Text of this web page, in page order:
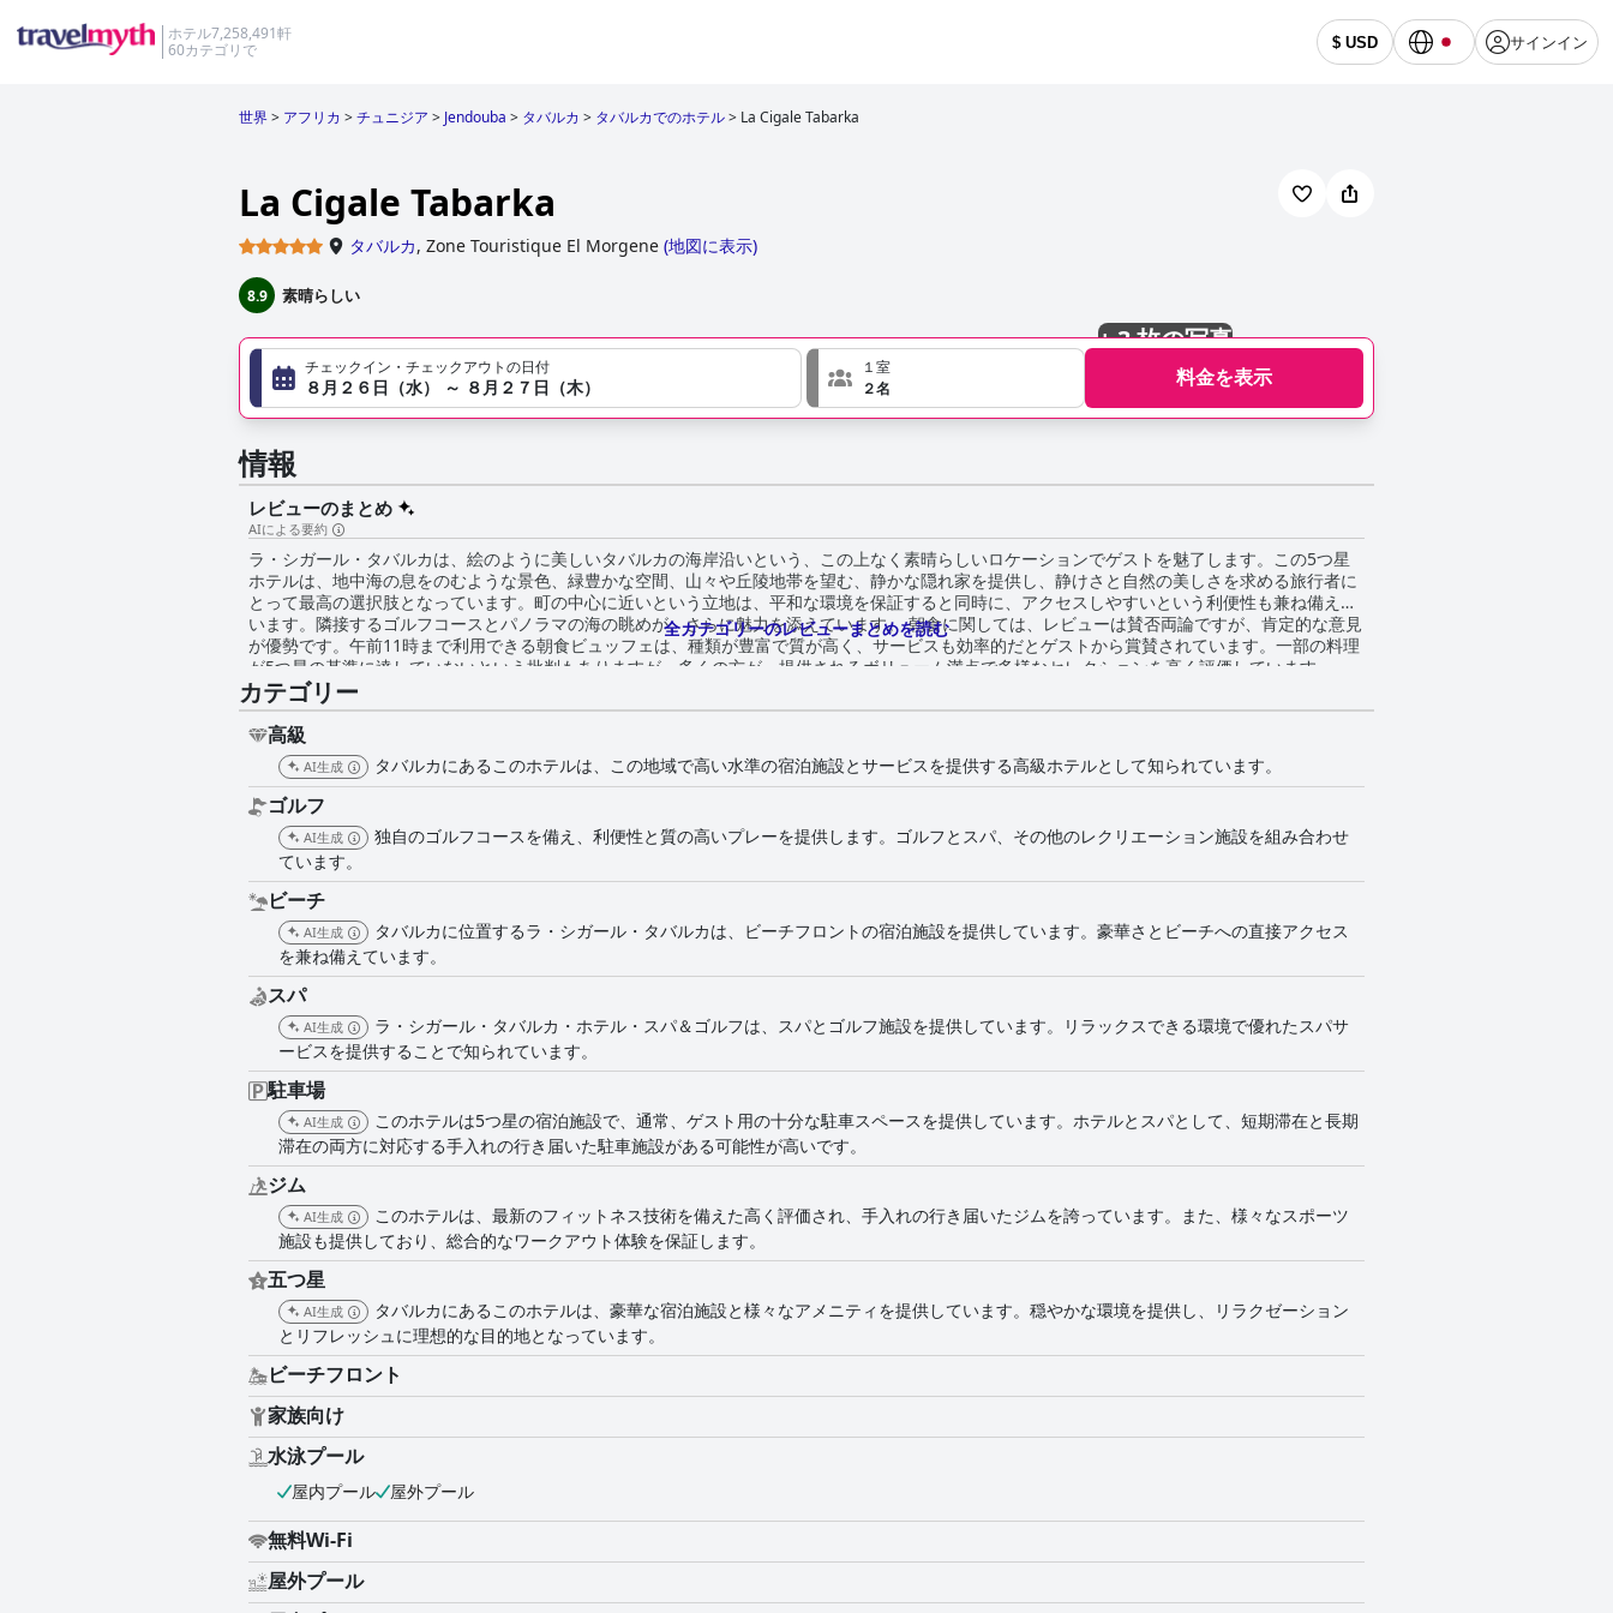
ホテル7,258,491軒
60カテゴリで
$ USD サインイン
世界> アフリカ >チュニジア > Jendouba > タバルカ > タバルカでのホテル> La Cigale Tabarka
La Cigale Tabarka
タバルカ, Zone Touristique El Morgene (地図に表示)
8.9 素晴らしい
+3 枚の写真
チェックイン・チェックアウトの日付
８月２６日（水） ～ ８月２７日（木）
１室
２名
料金を表示
情報
レビューのまとめ
AIによる要約
ラ・シガール・タバルカは、絵のように美しいタバルカの海岸沿いという、この上なく素晴らしいロケーションでゲストを魅了します。この5つ星
ホテルは、地中海の息をのむような景色、緑豊かな空間、山々や丘陵地帯を望む、静かな隠れ家を提供し、静けさと自然の美しさを求める旅行者に
とって最高の選択肢となっています。町の中心に近いという立地は、平和な環境を保証すると同時に、アクセスしやすいという利便性も兼ね備えて
います。隣接するゴルフコースとパノラマの海の眺めが、さらに魅力を添えています。 朝食に関しては、レビューは賛否両論ですが、肯定的な意見
が優勢です。午前11時まで利用できる朝食ビュッフェは、種類が豊富で質が高く、サービスも効率的だとゲストから賞賛されています。一部の料理
が5つ星の基準に達していないという批判もありますが、多くの方が、提供されるボリューム満点で多様なセレクションを高く評価しています。
ラ・シガール・タバルカでの夕食は、美味しく質の高い料理が、エレガントな装飾が施されたダイニング会場で提供されることで高い評価を得てい
ます。ゲストは、バラエティに富んだ洗練されたメニューを楽しんでおり、その料理はミシュランの星付きレストランに匹敵すると評されることも
あります。ただし、夕食ビュッフェの種類がもっと豊富であるべきだという意見や、サービスや価格設定に時折見られるばらつきを指摘する声もあ
ります。 ラ・シガール・タバルカの客室は、広々としていて趣味の良い内装、そして素晴らしい眺めが評価されています。清潔で設備の整った客室
は快適な滞在を提供しますが、清潔さや室内設備に若干の改善が必要だという意見もあります。ハウスキーピングスタッフは、ホテル全体の高い清
掃基準を維持していることで称賛されています。 スタッフは一貫して、礼儀正しく、プロフェッショナルで、歓迎的な態度であると好意的なフィー
ドバックを受けています。ゲストは、行き届いたサービスとフレンドリーなおもてなしに感謝しており、それが全体的な体験を大幅に向上させてい
ます。特定のスタッフは、卓越したサービスで頻繁に名前が挙げられ、訪問者に大切にされていると感じさせています。 ホテルのWi-Fiサービスに
ついては、客室での接続が弱いというゲストもいれば、特定のエリアでは満足できる接続が得られるというゲストもいるなど、評価が分かれていま
す。 ラ・シガール・タバルカのスパは、特にタラソテラピーセンターとその多様で高品質なトリートメントが評価されており、素晴らしい体験を提
供しています。メンテナンスや価格設定に関する軽微な批判はあるものの、スパはホテルの中でも特におすすめのポイントであり、その落ち着いた
雰囲気とプロフェッショナルなサービスが賞賛されています。 ジムは、最新の設備と丁寧なメンテナンスで高く評価されており、フィットネス愛好
家にとって優れたワークアウト環境を提供しています。 ホテルには、屋内プール、屋外プール、温水プール、海水プールなど、印象的なプールが数
多くあります。ゲストは、清潔で穏やかな環境と、特にインフィニティプールからの美しい景色を高く評価しています。ただし、プールの照明やメ
ンテナンスなど、軽微な問題点を指摘する声もあります。 ラ・シガール・タバルカのビーチフロントは、ゴージャスで穏やかであると評されてお
り、清潔な環境と素晴らしい景色を望む、静かな隠れ家を提供しています。建設工事や岩場の多い地形のため、アクセスが難しい場合もあります
が、全体的なビーチ体験は良好であり、様々なアクティビティや快適なビーチフロントレストランがそれを補完しています。 要約すると、ラ・シガ
ール・タバルカは、素晴らしい自然の美しさ、優れた料理、快適な宿泊施設、そして卓越したスタッフサービスを備えた、贅沢で静かな逃避の場を
提供し、旅行者にとって非常におすすめの選択肢となっています。
全カテゴリーのレビューまとめを読む
カテゴリー
高級
AI生成 タバルカにあるこのホテルは、この地域で高い水準の宿泊施設とサービスを提供する高級ホテルとして知られています。
ゴルフ
AI生成
独自のゴルフコースを備え、利便性と質の高いプレーを提供します。ゴルフとスパ、その他のレクリエーション施設を組み合わせ
ています。
ビーチ
AI生成
タバルカに位置するラ・シガール・タバルカは、ビーチフロントの宿泊施設を提供しています。豪華さとビーチへの直接アクセス
を兼ね備えています。
スパ
AI生成
ラ・シガール・タバルカ・ホテル・スパ＆ゴルフは、スパとゴルフ施設を提供しています。リラックスできる環境で優れたスパサ
ービスを提供することで知られています。
駐車場
AI生成
このホテルは5つ星の宿泊施設で、通常、ゲスト用の十分な駐車スペースを提供しています。ホテルとスパとして、短期滞在と長期
滞在の両方に対応する手入れの行き届いた駐車施設がある可能性が高いです。
ジム
AI生成
このホテルは、最新のフィットネス技術を備えた高く評価され、手入れの行き届いたジムを誇っています。また、様々なスポーツ
施設も提供しており、総合的なワークアウト体験を保証します。
五つ星
AI生成
タバルカにあるこのホテルは、豪華な宿泊施設と様々なアメニティを提供しています。穏やかな環境を提供し、リラクゼーション
とリフレッシュに理想的な目的地となっています。
ビーチフロント
家族向け
水泳プール
屋内プール 屋外プール
無料Wi-Fi
屋外プール